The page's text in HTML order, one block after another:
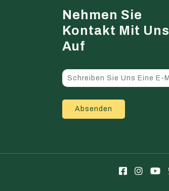
Nehmen Sie
Kontakt Mit Uns
Auf
Absenden